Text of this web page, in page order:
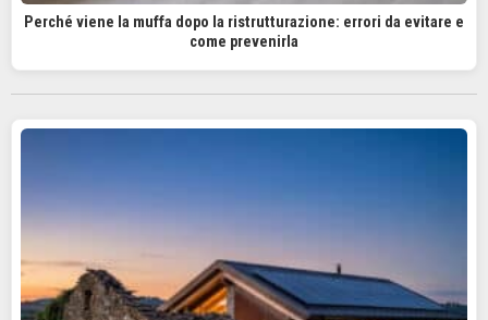
Perché viene la muffa dopo la ristrutturazione: errori da evitare e
come prevenirla